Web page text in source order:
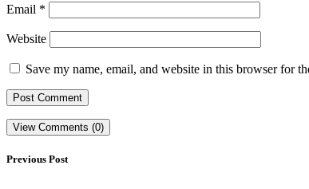
Email *
Website
Save my name, email, and website in this browser for
View Comments (0)
Previous Post